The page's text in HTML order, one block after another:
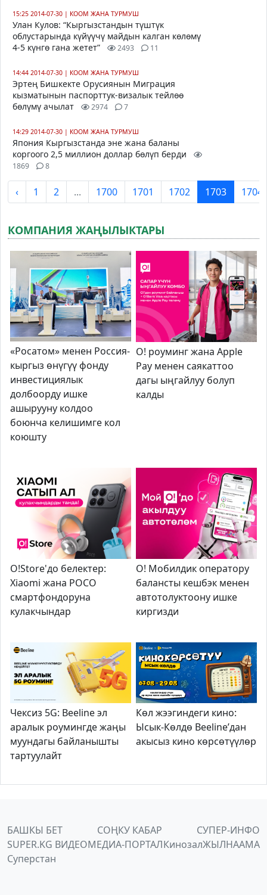
15:25 2014-07-30 | КООМ ЖАНА ТУРМУШ
Улан Кулов: “Кыргызстандын түштүк
облустарында күйүүчү майдын калган көлөмү
4-5 күнгө гана жетет”
2493 11
14:44 2014-07-30 | КООМ ЖАНА ТУРМУШ
Эртең Бишкекте Орусиянын Миграция
кызматынын паспорттук-визалык тейлөө
бөлүмү ачылат
2974 7
14:29 2014-07-30 | КООМ ЖАНА ТУРМУШ
Япония Кыргызстанда эне жана баланы
коргоого 2,5 миллион доллар бөлүп берди
1869 8
‹ 1 2 ... 1700 1701 1702 1703 1704
КОМПАНИЯ ЖАҢЫЛЫКТАРЫ
«Росатом» менен Россия-
кыргыз өнүгүү фонду
инвестициялык
долбоорду ишке
ашырууну колдоо
боюнча келишимге кол
коюшту
О! роуминг жана Apple
Pay менен саякаттоо
дагы ыңгайлуу болуп
калды
O!Store'до белектер:
Xiaomi жана POCO
смартфондоруна
кулакчындар
О! Мобилдик оператору
балансты кешбэк менен
автотолуктоону ишке
киргизди
Чексиз 5G: Beeline эл
аралык роумингде жаңы
муундагы байланышты
тартуулайт
Көл жээгиндеги кино:
Ысык-Көлдө Beeline’дан
акысыз кино көрсөтүүлөр
БАШКЫ БЕТ СОҢКУ КАБАР
СУПЕР-ИНФО
SUPER.KG ВИДЕОМЕДИА-ПОРТАЛКинозалЖЫЛНААМА
Суперстан